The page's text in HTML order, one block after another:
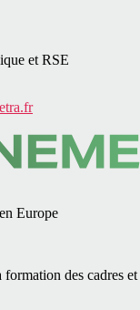
et RSE
Europe
formation des cadres